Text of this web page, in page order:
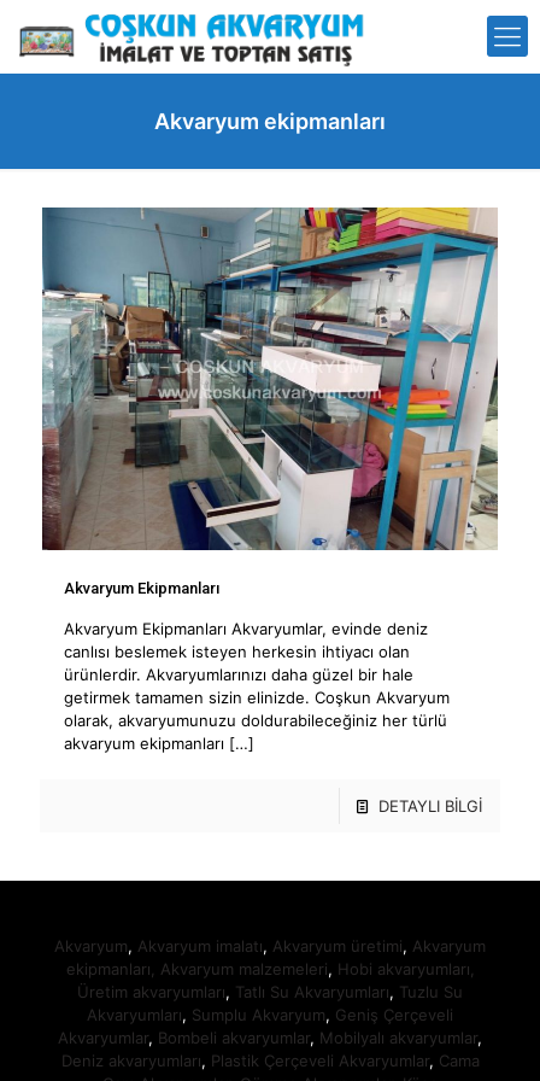
Akvaryum ekipmanları
Akvaryum Ekipmanları
Akvaryum Ekipmanları Akvaryumlar, evinde deniz
canlısı beslemek isteyen herkesin ihtiyacı olan
ürünlerdir. Akvaryumlarınızı daha güzel bir hale
getirmek tamamen sizin elinizde. Coşkun Akvaryum
olarak, akvaryumunuzu doldurabileceğiniz her türlü
akvaryum ekipmanları […]
DETAYLI BİLGİ
Akvaryum, Akvaryum imalatı, Akvaryum üretimi, Akvaryum
ekipmanları,
Akvaryum malzemeleri, Hobi akvaryumları,
Üretim akvaryumları, Tatlı Su Akvaryumları, Tuzlu Su
Akvaryumları, Sumplu Akvaryum, Geniş Çerçeveli
Akvaryumlar, Bombeli akvaryumlar, Mobilyalı akvaryumlar,
Deniz akvaryumları, Plastik Çerçeveli Akvaryumlar, Cama